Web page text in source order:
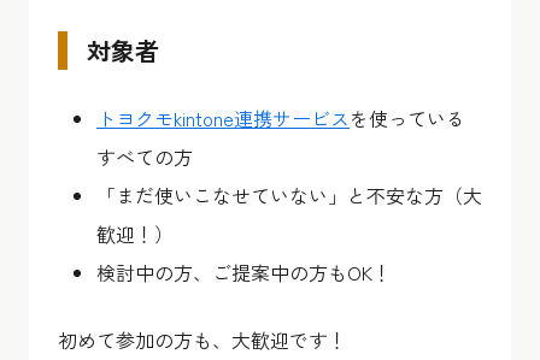
対象者
トヨクモkintone連携サービスを使っている
すべての方
「まだ使いこなせていない」と不安な方（大
歓迎！）
検討中の方、ご提案中の方もOK！
初めて参加の方も、大歓迎です！